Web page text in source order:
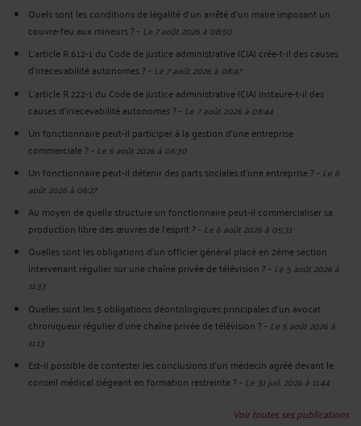
Quels sont les conditions de légalité d'un arrêté d'un maire imposant un
couvre-feu aux mineurs ?- Le 7 août 2026 à 08:50
L’article R.612‑1 du Code de justice administrative (CJA) crée-t-il des causes
d’irrecevabilité autonomes ?- Le 7 août 2026 à 08:47
L’article R.222‑1 du Code de justice administrative (CJA) instaure-t-il des
causes d’irrecevabilité autonomes ?- Le 7 août 2026 à 08:44
Un fonctionnaire peut-il participer à la gestion d’une entreprise
commerciale ?- Le 6 août 2026 à 06:30
Un fonctionnaire peut-il détenir des parts sociales d’une entreprise ?- Le 6
août 2026 à 06:27
Au moyen de quelle structure un fonctionnaire peut-il commercialiser sa
production libre des œuvres de l’esprit ?- Le 6 août 2026 à 05:31
Quelles sont les obligations d’un officier général placé en 2ème section
intervenant régulier sur une chaîne privée de télévision ?- Le 5 août 2026 à
11:33
Quelles sont les 5 obligations déontologiques principales d’un avocat
chroniqueur régulier d’une chaîne privée de télévision ?- Le 5 août 2026 à
11:13
Est-il possible de contester les conclusions d’un médecin agréé devant le
conseil médical siégeant en formation restreinte ?- Le 31 juil. 2026 à 11:44
Voir toutes ses publications